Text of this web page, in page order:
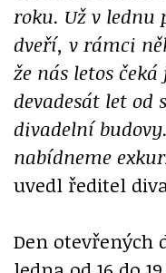
roku. Už v lednu
dveří, v rámci
že nás letos
devadesát let od
divadelní
nabídneme
uvedl ředitel
Den otevřených